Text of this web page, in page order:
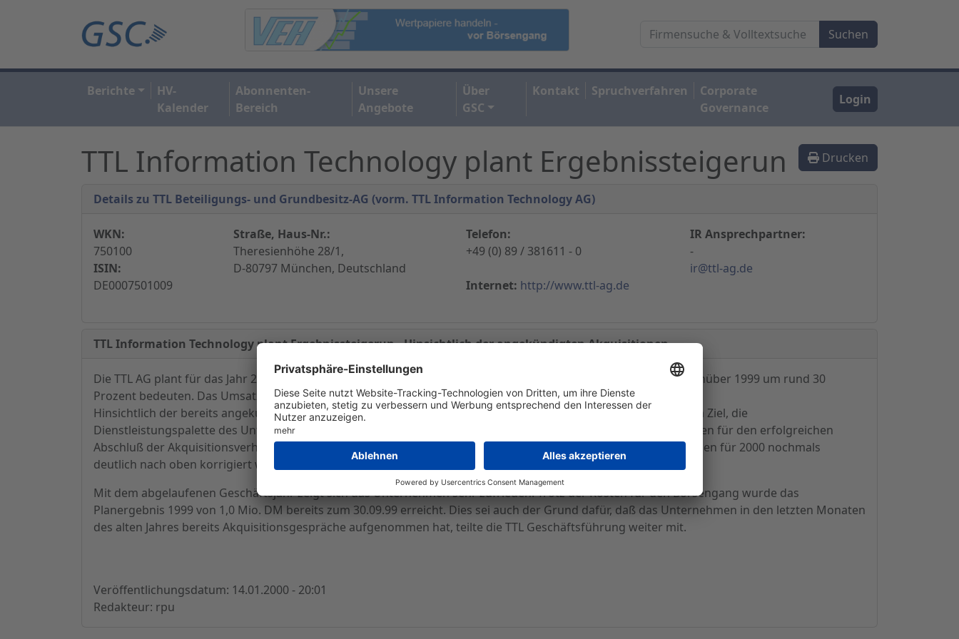
Berichte
HV-
Kalender
Abonnenten-
Bereich
Unsere
Angebote
Über
GSC
Kontakt Spruchverfahren
Corporate
Governance
Login
Drucken
TTL Information Technology plant Ergebnissteigerun
Details zu TTL Beteiligungs- und Grundbesitz-AG (vorm. TTL Information Technology AG)
WKN:
750100
ISIN:
DE0007501009
Straße, Haus-Nr.:
Theresienhöhe 28/1,
D-80797 München, Deutschland
Telefon:
+49 (0) 89 / 381611 - 0
Internet: http://www.ttl-ag.de
IR Ansprechpartner:
-
ir@ttl-ag.de
TTL Information Technology plant Ergebnissteigerun - Hinsichtlich der angekündigten Akquisitionen
Die TTL AG plant für das Jahr 2000 ein DVFA-Ergebnis in Höhe von 6,6 Mio. DM. Dies würde eine Steigerung gegenüber 1999 um rund 30
Prozent bedeuten. Das Umsatzziel beziffert das Unternehmen dabei mit 87,6 Mio. DM.
Hinsichtlich der bereits angekündigten Akquisitionen zeigt sich der Vorstand sehr positiv gestimmt. Man sei dem Ziel, die
Dienstleistungspalette des Unternehmens zu erweitern schon ein großes Stück näher gekommen. Der Zeitrahmen für den erfolgreichen
Abschluß der Akquisitionsverhandlungen sei das 1. Quartal 2000. Danach könnten unter Umständen die Planungen für 2000 nochmals
deutlich nach oben korrigiert werden.
Mit dem abgelaufenen Geschäftsjahr zeigt sich das Unternehmen sehr zufrieden. Trotz der Kosten für den Börsengang wurde das
Planergebnis 1999 von 1,0 Mio. DM bereits zum 30.09.99 erreicht. Dies sei auch der Grund dafür, daß das Unternehmen in den letzten Monaten
des alten Jahres bereits Akquisitionsgespräche aufgenommen hat, teilte die TTL Geschäftsführung weiter mit.
Veröffentlichungsdatum: 14.01.2000 - 20:01
Redakteur: rpu